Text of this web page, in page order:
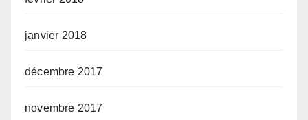
janvier 2018
décembre 2017
novembre 2017